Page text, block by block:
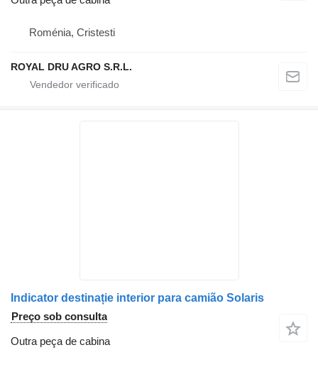
Roménia, Cristesti
ROYAL DRU AGRO S.R.L.
Indicator destinație interior para camião Solaris
Preço sob consulta
Outra peça de cabina